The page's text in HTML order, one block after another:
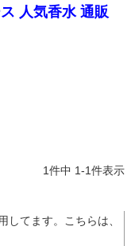
人気香水 通販
1件中 1-1件表示
してます。こちらは、